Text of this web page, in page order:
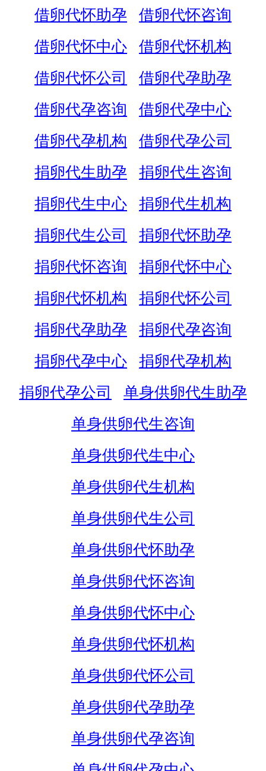
借卵代怀助孕
借卵代怀咨询
借卵代怀中心
借卵代怀机构
借卵代怀公司
借卵代孕助孕
借卵代孕咨询
借卵代孕中心
借卵代孕机构
借卵代孕公司
捐卵代生助孕
捐卵代生咨询
捐卵代生中心
捐卵代生机构
捐卵代生公司
捐卵代怀助孕
捐卵代怀咨询
捐卵代怀中心
捐卵代怀机构
捐卵代怀公司
捐卵代孕助孕
捐卵代孕咨询
捐卵代孕中心
捐卵代孕机构
捐卵代孕公司
单身供卵代生助孕
单身供卵代生咨询
单身供卵代生中心
单身供卵代生机构
单身供卵代生公司
单身供卵代怀助孕
单身供卵代怀咨询
单身供卵代怀中心
单身供卵代怀机构
单身供卵代怀公司
单身供卵代孕助孕
单身供卵代孕咨询